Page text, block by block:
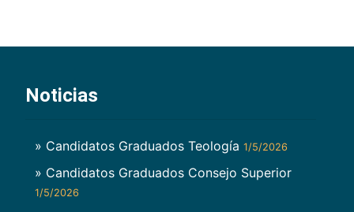
Noticias
» Candidatos Graduados Teología 1/5/2026
» Candidatos Graduados Consejo Superior
1/5/2026